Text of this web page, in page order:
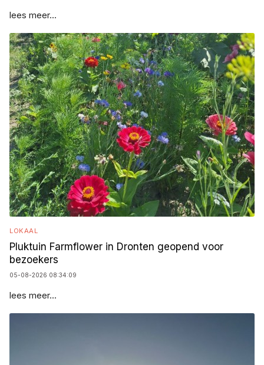
lees meer...
LOKAAL
Pluktuin Farmflower in Dronten geopend voor
bezoekers
05-08-2026 08:34:09
lees meer...